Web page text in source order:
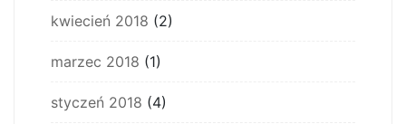
kwiecień 2018 (2)
marzec 2018 (1)
styczeń 2018 (4)